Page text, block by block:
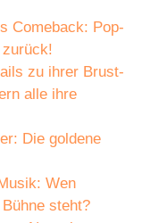
Comeback: Pop-
zurück!
zu ihrer Brust-
alle ihre
Die goldene
Wen
steht?